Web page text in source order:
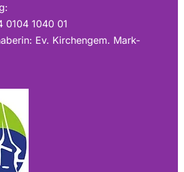
0014 0104 1040 01
Ev. Kirchengem. Mark-